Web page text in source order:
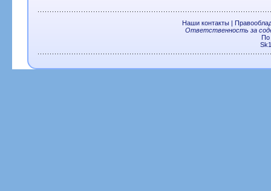
Наши контакты|
Ответственность за
По